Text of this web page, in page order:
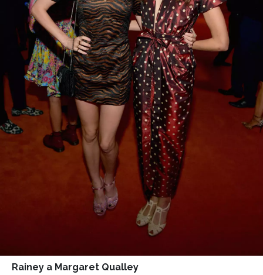
INFORMACE
Rainey a Margaret Qualley